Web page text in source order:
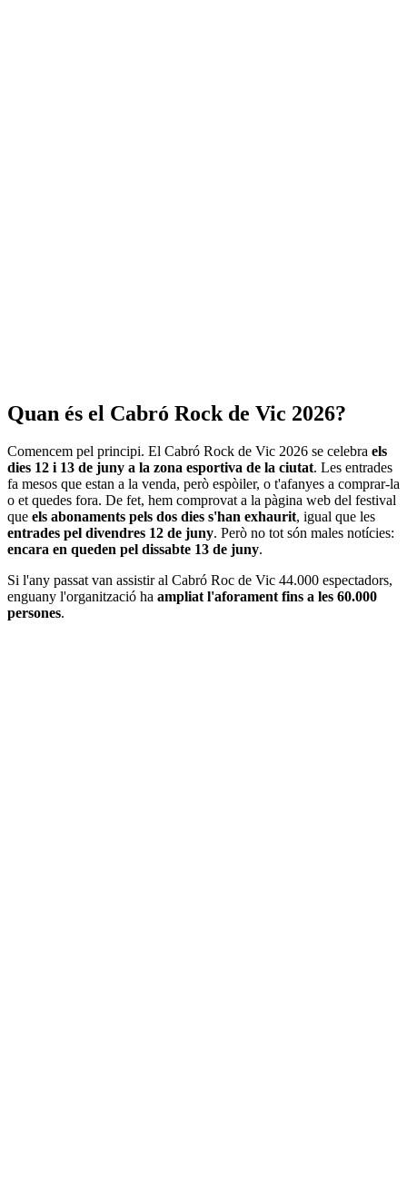
Quan és el Cabró Rock de Vic 2026?
Comencem pel principi. El Cabró Rock de Vic 2026 se celebra els
dies 12 i 13 de juny a la zona esportiva de la ciutat. Les entrades
fa mesos que estan a la venda, però espòiler, o t'afanyes a comprar-la
o et quedes fora. De fet, hem comprovat a la pàgina web del festival
que els abonaments pels dos dies s'han exhaurit, igual que les
entrades pel divendres 12 de juny. Però no tot són males notícies:
encara en queden pel dissabte 13 de juny.
Si l'any passat van assistir al Cabró Roc de Vic 44.000 espectadors,
enguany l'organització ha ampliat l'aforament fins a les 60.000
persones.